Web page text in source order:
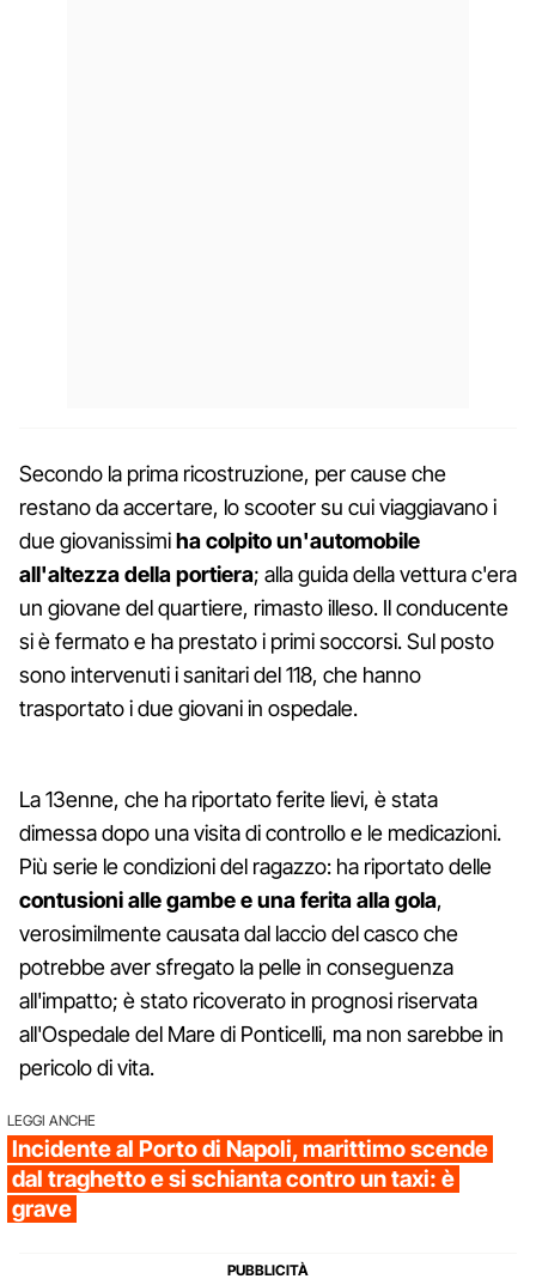
Secondo la prima ricostruzione, per cause che
restano da accertare, lo scooter su cui viaggiavano i
due giovanissimiha colpito un'automobile
all'altezza della portiera; alla guida della vettura c'era
un giovane del quartiere, rimasto illeso. Il conducente
si è fermato e ha prestato i primi soccorsi. Sul posto
sono intervenuti i sanitari del 118, che hanno
trasportato i due giovani in ospedale.
La 13enne, che ha riportato ferite lievi, è stata
dimessa dopo una visita di controllo e le medicazioni.
Più serie le condizioni del ragazzo: ha riportato delle
contusioni alle gambe e una ferita alla gola,
verosimilmente causata dal laccio del casco che
potrebbe aver sfregato la pelle in conseguenza
all'impatto; è stato ricoverato in prognosi riservata
all'Ospedale del Mare di Ponticelli, ma non sarebbe in
pericolo di vita.
LEGGI ANCHE
Incidente al Porto di Napoli, marittimo scende
dal traghetto e si schianta contro un taxi: è
grave